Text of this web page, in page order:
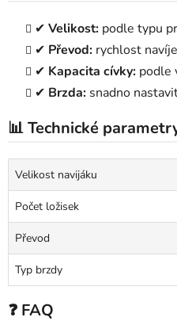
✔ Velikost: podle typu
✔ Převod: rychlost
✔ Kapacita cívky: podle
✔ Brzda: snadno
📊 Technické
Velikost navijáku
Počet ložisek
Převod
Typ brzdy
❓ FAQ